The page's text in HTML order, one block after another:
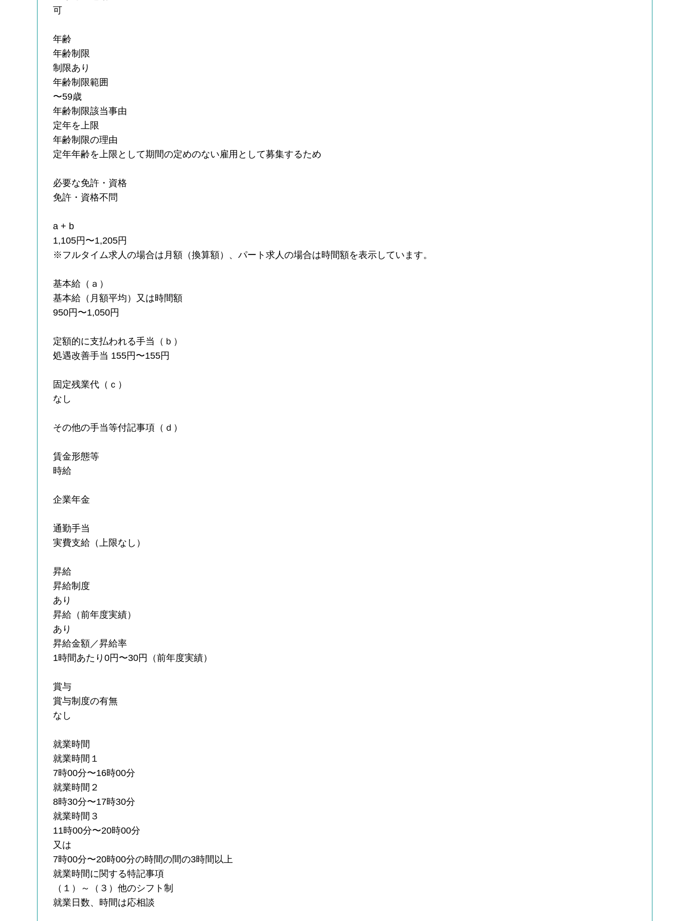
可
年齢
年齢制限
制限あり
年齢制限範囲
〜59歳
年齢制限該当事由
定年を上限
年齢制限の理由
定年年齢を上限として期間の定めのない雇用として募集するため
必要な免許・資格
免許・資格不問
a + b
1,105円〜1,205円
※フルタイム求人の場合は月額（換算額）、パート求人の場合は時間額を表示しています。
基本給（ａ）
基本給（月額平均）又は時間額
950円〜1,050円
定額的に支払われる手当（ｂ）
処遇改善手当 155円〜155円
固定残業代（ｃ）
なし
その他の手当等付記事項（ｄ）
賃金形態等
時給
企業年金
通勤手当
実費支給（上限なし）
昇給
昇給制度
あり
昇給（前年度実績）
あり
昇給金額／昇給率
1時間あたり0円〜30円（前年度実績）
賞与
賞与制度の有無
なし
就業時間
就業時間１
7時00分〜16時00分
就業時間２
8時30分〜17時30分
就業時間３
11時00分〜20時00分
又は
7時00分〜20時00分の時間の間の3時間以上
就業時間に関する特記事項
（１）～（３）他のシフト制
就業日数、時間は応相談